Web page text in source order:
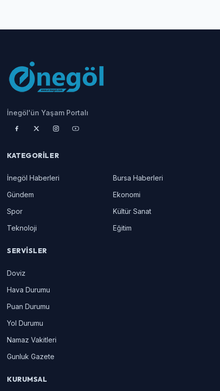
İnegöl'ün Yaşam Portalı
KATEGORILER
İnegöl Haberleri
Bursa Haberleri
Gündem
Ekonomi
Spor
Kültür Sanat
Teknoloji
Eğitim
SERVISLER
Doviz
Hava Durumu
Puan Durumu
Yol Durumu
Namaz Vakitleri
Gunluk Gazete
KURUMSAL